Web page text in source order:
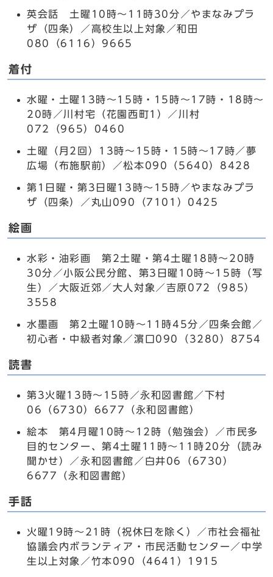
英会話 土曜10時～11時30分／やまなみプラ
ザ（四条）／高校生以上対象／和田
080（6116）9665
着付
水曜・土曜13時～15時・15時～17時・18時～
20時／川村宅（花園西町1）／川村
072（965）0460
土曜（月2回）13時～15時・15時～17時／夢
広場（布施駅前）／松本090（5640）8428
第1日曜・第3日曜13時～15時／やまなみプラ
ザ（四条）／丸山090（7101）0425
絵画
水彩・油彩画 第2土曜・第4土曜18時～20時
30分／小阪公民分館、第3日曜10時～15時（写
生）／大阪近郊／大人対象／吉原072（985）
3558
水墨画 第2土曜10時～11時45分／四条会館／
初心者・中級者対象／濵口090（3280）8754
読書
第3火曜13時～15時／永和図書館／下村
06（6730）6677（永和図書館）
絵本 第4月曜10時～12時（勉強会）／市民多
目的センター、第4土曜11時～11時20分（読み
聞かせ）／永和図書館／白井06（6730）
6677（永和図書館）
手話
火曜19時～21時（祝休日を除く）／市社会福祉
協議会内ボランティア・市民活動センター／中学
生以上対象／竹本090（4641）1915